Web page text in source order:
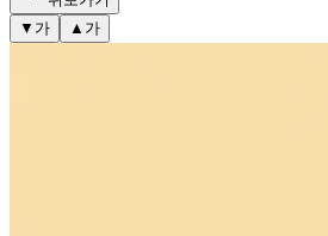
▼ 가 ▲ 가